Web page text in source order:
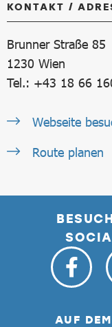
KONTAKT /
Brunner Straße 85
1230 Wien
Tel.: +43 18 66
Webseite
Route planen
AUF